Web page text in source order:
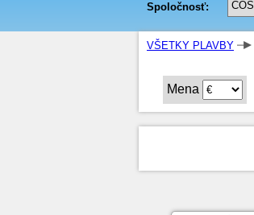
VŠETKY PLAVBY
Mena